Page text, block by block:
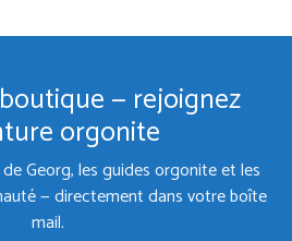
— rejoignez
orgonite
Georg, les guides orgonite et les
— directement dans votre boîte
mail.